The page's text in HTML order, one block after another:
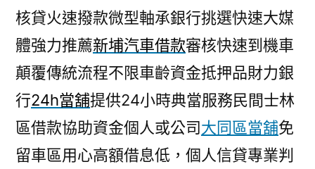
核貸火速撥款微型軸承銀行挑選快速大媒
體強力推薦新埔汽車借款審核快速到機車
顛覆傳統流程不限車齡資金抵押品財力銀
行24h當舖提供24小時典當服務民間士林
區借款協助資金個人或公司大同區當舖免
留車區用心高額借息低，個人信貸專業判